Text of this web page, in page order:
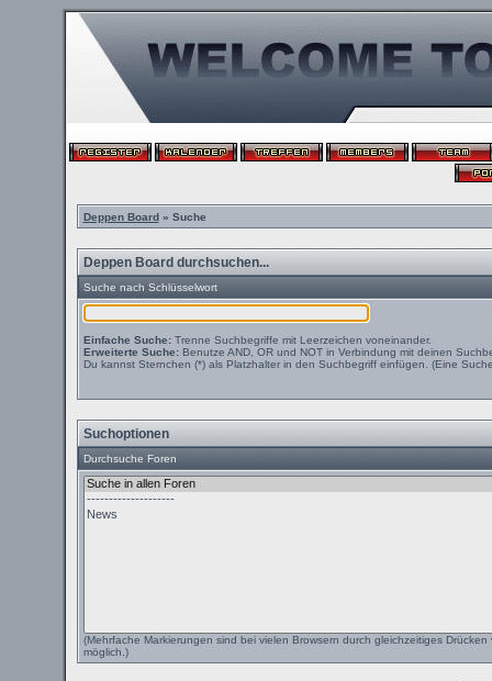
Deppen Board» Suche
Deppen Board durchsuchen...
Suche nach Schlüsselwort
Einfache Suche:Trenne Suchbegriffe mit Leerzeichen voneinander.
Erweiterte Suche:Benutze AND, OR und NOT in Verbindung mit deinen
Du kannst Sternchen (*) als Platzhalter in den Suchbegriff einfügen. (Eine
Suchoptionen
Durchsuche Foren
(Mehrfache Markierungen sind bei vielen Browsern durch gleichzeitiges Drücken
möglich.)